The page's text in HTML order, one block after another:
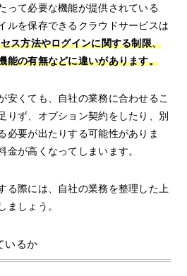
って必要な機能が提供されている
ルを保存できるクラウドサービスは
ス方法やログインに関する制限、
能の有無などに違いがあります。
安くても、自社の業務に合わせるこ
りず、オプション契約をしたり、別
必要が出たりする可能性がありま
金が高くなってしまいます。
る際には、自社の業務を整理した上
ましょう。
いるか